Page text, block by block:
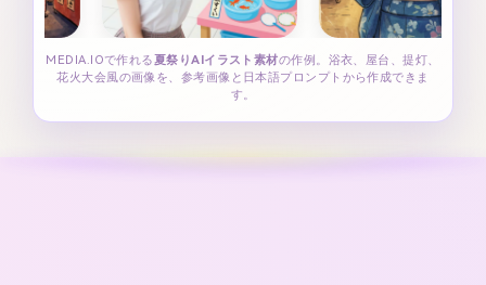
MEDIA.IOで作れる夏祭りAIイラスト素材の作例。浴衣、屋台、提灯、
花火大会風の画像を、参考画像と日本語プロンプトから作成できま
す。